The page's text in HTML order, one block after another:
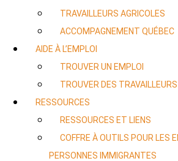
TRAVAILLEURS AGRICOLES
ACCOMPAGNEMENT QUÉBEC
AIDE À L’EMPLOI
TROUVER UN EMPLOI
TROUVER DES TRAVAILLEURS
RESSOURCES
RESSOURCES ET LIENS
COFFRE À OUTILS POUR LES
PERSONNES IMMIGRANTES